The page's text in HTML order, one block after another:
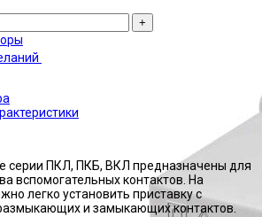
серии ПКЛ, ПКБ, ВКЛ предназначены для
вспомогательных контактов. На
легко установить приставку с
и замыкающих контактов.